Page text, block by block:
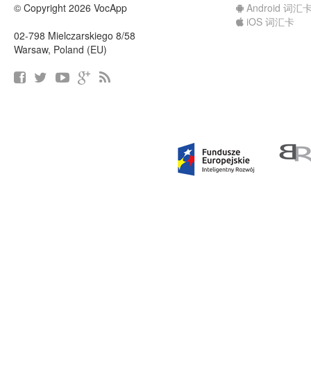
© Copyright 2026 VocApp
02-798 Mielczarskiego 8/58
Warsaw, Poland (EU)
Android 词汇
iOS 词汇卡